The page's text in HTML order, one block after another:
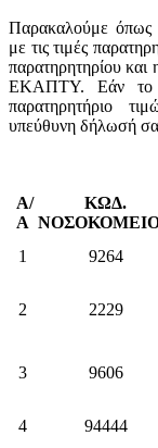
Παρακαλούμε όπως
με τις τιμές
παρατηρητηρίου
ΕΚΑΠΤΥ. Εάν το
παρατηρητήριο
υπεύθυνη δήλωσή
Α/
Α
ΚΩΔ.
1 9264
2 2229
3 9606
4 94444